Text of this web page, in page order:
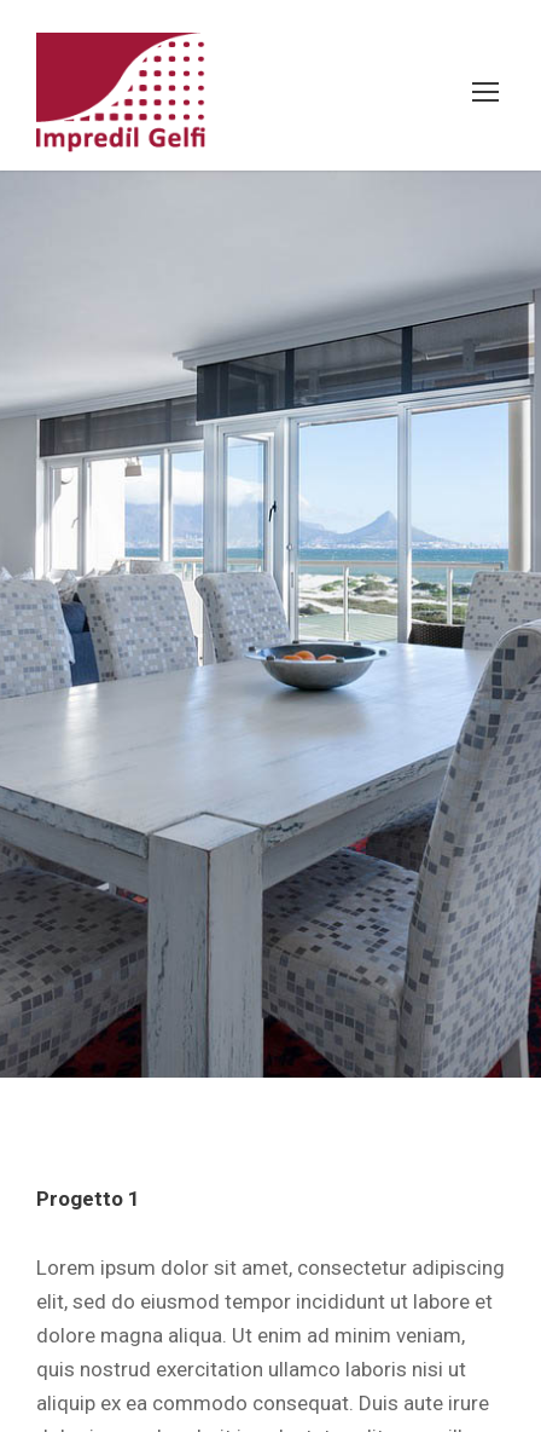
Progetto 1
Lorem ipsum dolor sit amet, consectetur adipiscing
elit, sed do eiusmod tempor incididunt ut labore et
dolore magna aliqua. Ut enim ad minim veniam,
quis nostrud exercitation ullamco laboris nisi ut
aliquip ex ea commodo consequat. Duis aute irure